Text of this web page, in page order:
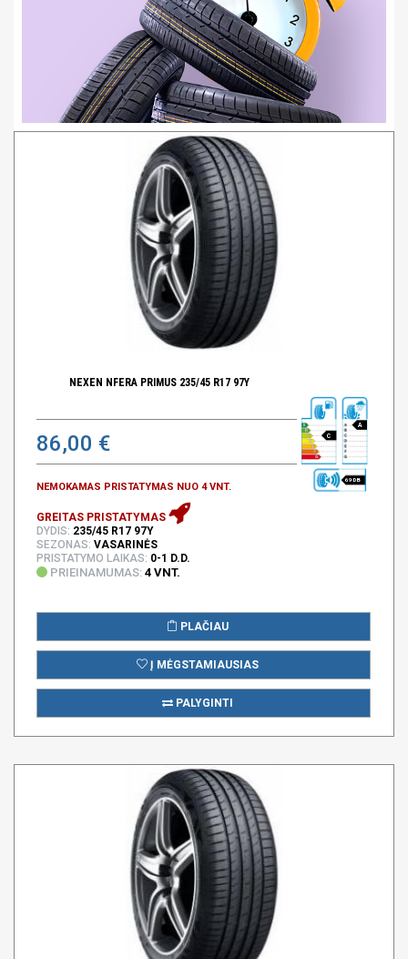
NEXEN NFERA PRIMUS 235/45 R17 97Y
86,00 €
NEMOKAMAS PRISTATYMAS NUO 4 VNT.
C
A
69 DB
GREITAS PRISTATYMAS
DYDIS: 235/45 R17 97Y
SEZONAS: VASARINĖS
PRISTATYMO LAIKAS: 0-1 D.D.
PRIEINAMUMAS: 4 VNT.
PLAČIAU
Į MĖGSTAMIAUSIAS
PALYGINTI